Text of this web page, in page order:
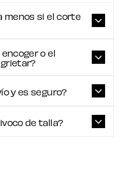
menos si el corte
o el
y es seguro?
de talla?